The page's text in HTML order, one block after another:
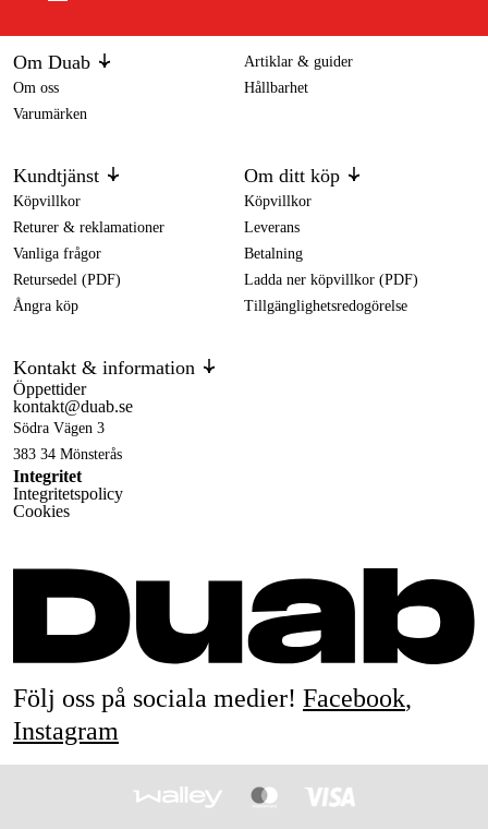
Om Duab
Om oss
Varumärken
Artiklar & guider
Hållbarhet
Kundtjänst
Köpvillkor
Returer & reklamationer
Vanliga frågor
Retursedel (PDF)
Ångra köp
Om ditt köp
Köpvillkor
Leverans
Betalning
Ladda ner köpvillkor (PDF)
Tillgänglighetsredogörelse
Kontakt & information
Öppettider
kontakt@duab.se
Södra Vägen 3
383 34 Mönsterås
Integritet
Integritetspolicy
Cookies
Följ oss på sociala medier! Facebook,
Instagram